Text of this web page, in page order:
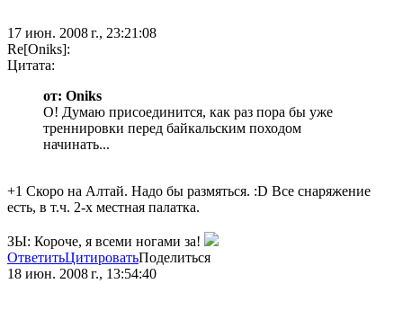
17 июн. 2008 г., 23:21:08
Re[Oniks]:
Цитата:
от: Oniks
О! Думаю присоединится, как раз пора бы уже
треннировки перед байкальским походом
начинать...
+1 Скоро на Алтай. Надо бы размяться. :D Все снаряжение
есть, в т.ч. 2-х местная палатка.
ЗЫ: Короче, я всеми ногами за!
ОтветитьЦитироватьПоделиться
18 июн. 2008 г., 13:54:40